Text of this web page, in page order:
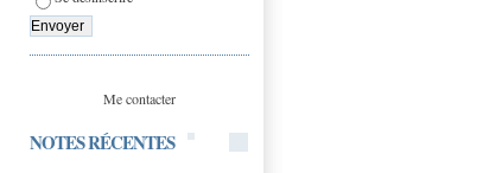
Me contacter
NOTES RÉCENTES